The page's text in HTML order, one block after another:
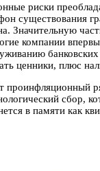
риски
существования
Значительную
компании
ценники, плюс
проинфляционный
сбор,
в памяти как